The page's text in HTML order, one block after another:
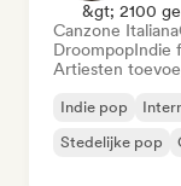
&gt; 2100
Canzone Italiana
DroompopIndie
Artiesten
Indie pop
Stedelijke pop